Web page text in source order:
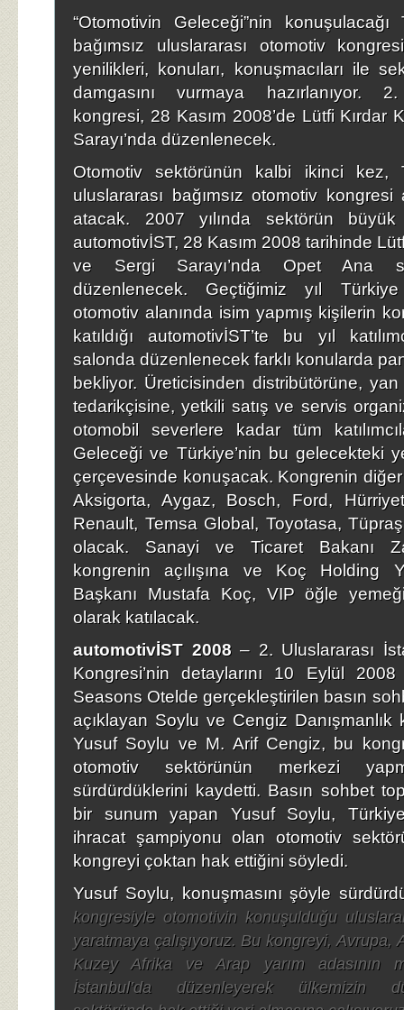
“Otomotivin Geleceği”nin konuşulacağı
bağımsız uluslararası otomotiv
yenilikleri, konuları, konuşmacıları ile
damgasını vurmaya hazırlanıyor.
kongresi, 28 Kasım 2008’de Lütfi Kırdar
Sarayı’nda düzenlenecek.
Otomotiv sektörünün kalbi ikinci kez,
uluslararası bağımsız otomotiv kongresi
atacak. 2007 yılında sektörün
automotivİST, 28 Kasım 2008 tarihinde
ve Sergi Sarayı’nda Opet Ana
düzenlenecek. Geçtiğimiz yıl
otomotiv alanında isim yapmış kişilerin
katıldığı automotivİST’te bu yıl
salonda düzenlenecek farklı konularda
bekliyor. Üreticisinden distribütörüne,
tedarikçisine, yetkili satış ve servis
otomobil severlere kadar tüm
Geleceği ve Türkiye’nin bu gelecekteki
çerçevesinde konuşacak. Kongrenin
Aksigorta, Aygaz, Bosch, Ford,
Renault, Temsa Global, Toyotasa,
olacak. Sanayi ve Ticaret Bakanı
kongrenin açılışına ve Koç Holding
Başkanı Mustafa Koç, VIP öğle
olarak katılacak.
automotivİST 2008– 2. Uluslararası
Kongresi’nin detaylarını 10 Eylül
Seasons Otelde gerçekleştirilen basın
açıklayan Soylu ve Cengiz Danışmanlık
Yusuf Soylu ve M. Arif Cengiz, bu
otomotiv sektörünün merkezi
sürdürdüklerini kaydetti. Basın sohbet
bir sunum yapan Yusuf Soylu,
ihracat şampiyonu olan otomotiv
kongreyi çoktan hak ettiğini söyledi.
Yusuf Soylu, konuşmasını şöyle
kongresiyle otomotivin konuşulduğu
yaratmaya çalışıyoruz. Bu kongreyi, Avrupa,
Kuzey Afrika ve Arap yarım adasının
İstanbul’da düzenleyerek ülkemizin